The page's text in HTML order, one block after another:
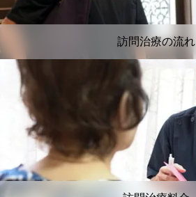
訪問治療の流れ